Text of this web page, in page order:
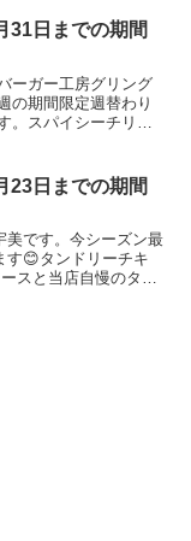
ースをかけレタスと
...
31日までの期間
ーガー工房グリング
の期間限定週替わり
。スパイシーチリチ
っと流れる出るチリ
事...
23日までの期間
美です。今シーズン最
す😊タンドリーチキ
スと当店自慢のタン